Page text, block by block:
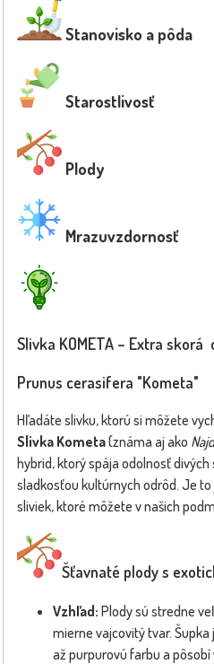
Stanovisko a pôda
Starostlivosť
Plody
Mrazuvzdornosť
Slivka KOMETA – Extra
Prunus cerasifera "Kometa"
Hľadáte slivku, ktorú si môžete
Slivka Kometa(známa aj ako
hybrid, ktorý spája odolnosť
sladkosťou kultúrnych odrôd. Je
sliviek, ktoré môžete v našich
Šťavnaté plody s
Vzhľad: Plody sú stredne
mierne vajcovitý tvar.
až purpurovú farbu a